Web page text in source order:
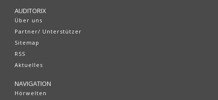
AUDITORIX
Über uns
Partner/ Unterstützer
Sitemap
RSS
Aktuelles
NAVIGATION
Hörwelten